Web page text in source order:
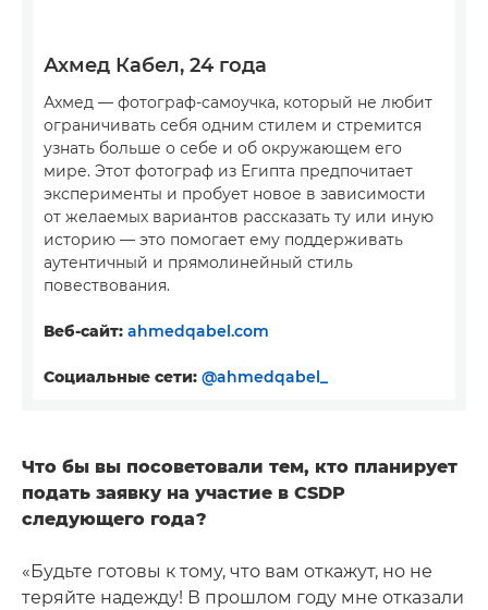
Ахмед Кабел, 24 года
Ахмед — фотограф-самоучка, который не любит
ограничивать себя одним стилем и стремится
узнать больше о себе и об окружающем его
мире. Этот фотограф из Египта предпочитает
эксперименты и пробует новое в зависимости
от желаемых вариантов рассказать ту или иную
историю — это помогает ему поддерживать
аутентичный и прямолинейный стиль
повествования.
Веб-сайт: ahmedqabel.com
Социальные сети: @ahmedqabel_
Что бы вы посоветовали тем, кто планирует
подать заявку на участие в CSDP
следующего года?
«Будьте готовы к тому, что вам откажут, но не
теряйте надежду! В прошлом году мне отказали